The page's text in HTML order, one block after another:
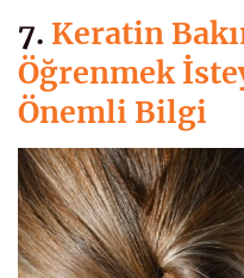
7. Keratin
Öğrenmek
Önemli Bilgi